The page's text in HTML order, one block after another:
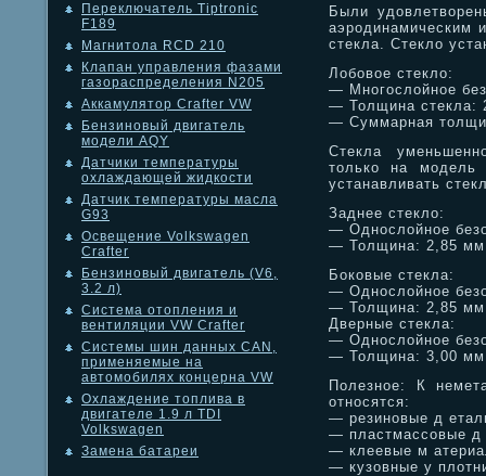
Переключатель Tiptronic
F189
Магнитола RCD 210
Клапан управления фазами
газораспределения N205
Аккамулятор Crafter VW
Бензиновый двигатель
модели AQY
Датчики температуры
охлаждающей жидкости
Датчик температуры масла
G93
Освещение Volkswagen
Crafter
Бензиновый двигатель (V6,
3.2 л)
Система отопления и
вентиляции VW Crafter
Системы шин данных CAN,
применяемые на
автомобилях концерна VW
Охлаждение топлива в
двигателе 1.9 л TDI
Volkswagen
Замена батареи
Были
аэродинамическим
стекла. Стекло
Лобовое стекло:
— Многослойное
— Толщина стекла:
— Суммарная
Стекла
только на
устанавливать
Заднее стекло:
— Однослойное
— Толщина: 2,85 мм
Боковые стекла:
— Однослойное
— Толщина: 2,85 мм
Дверные стекла:
— Однослойное
— Толщина: 3,00 мм
Полезное: К
относятся:
— резиновые д
— пластмассовые д
— клеевые м
— кузовные у